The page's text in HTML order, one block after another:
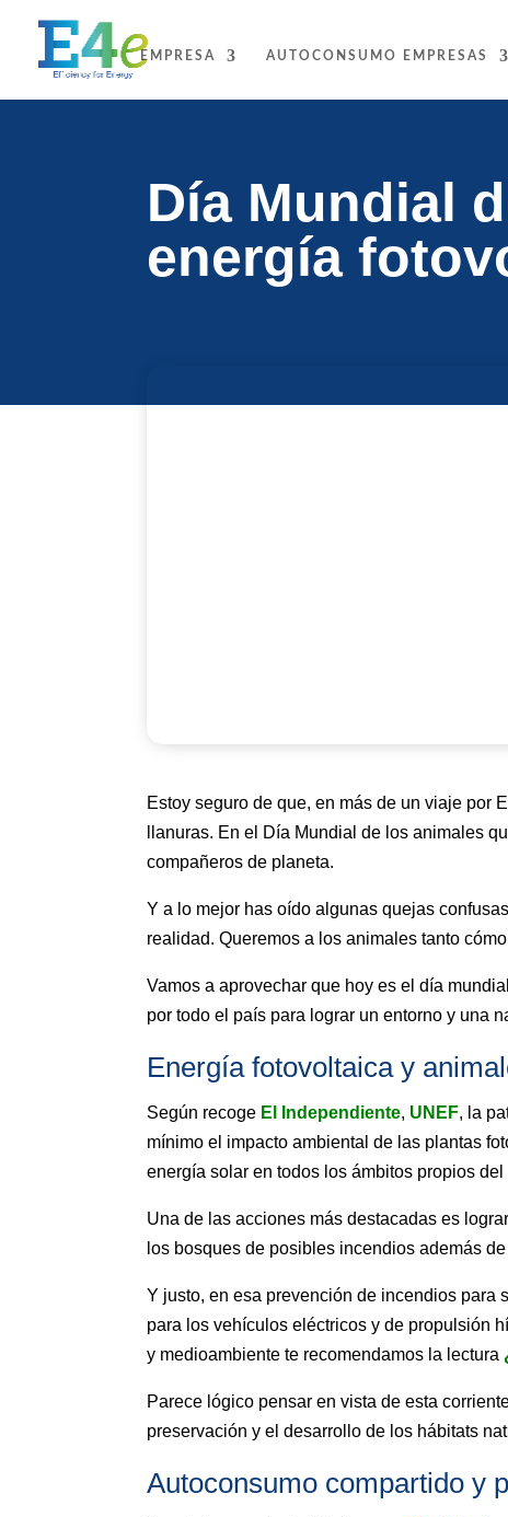
EMPRESA AUTOCONSUMO EMPRESAS
Día Mundial
energía
Estoy seguro de que, en más de un viaje por
llanuras. En el Día Mundial de los animales
compañeros de planeta.
Y a lo mejor has oído algunas quejas
realidad. Queremos a los animales tanto
Vamos a aprovechar que hoy es el día
por todo el país para lograr un entorno y una
Energía fotovoltaica y
Según recoge El Independiente, UNEF, la
mínimo el impacto ambiental de las plantas
energía solar en todos los ámbitos propios
Una de las acciones más destacadas es
los bosques de posibles incendios además
Y justo, en esa prevención de incendios para
para los vehículos eléctricos y de propulsión
y medioambiente te recomendamos la lectura
Parece lógico pensar en vista de esta
preservación y el desarrollo de los hábitats
Autoconsumo compartido y